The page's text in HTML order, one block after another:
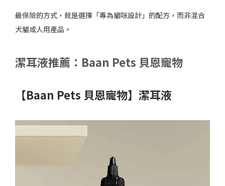
最保險的方式，就是選擇「專為貓咪設計」的配方，而非混合
犬貓或人用產品。
潔耳液推薦：Baan Pets 貝恩寵物
【Baan Pets 貝恩寵物】潔耳液